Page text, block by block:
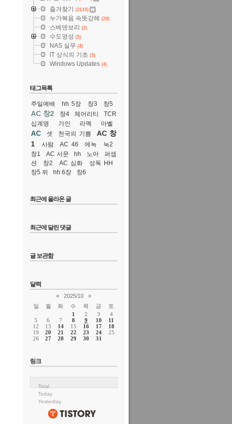
즐겨찾기 (2116)
누가복음 속뜻강해 (29)
스베덴보리 (2)
수도영성 (5)
NAS 실무 (4)
IT 상식의 기초 (3)
Windows Updates (4)
태그목록
주일예배 hh 5장 창3 창5
AC 창2 창4 체어리티
TCR
십계명
가인 라멕 아벨
AC 셋 천국의 기쁨
AC 창
1
사람 AC 46 에녹
눅2
창1
AC 서문 hh 노아
퍼셉
션
창2 AC 심화
성독 HH
창5 뒤
hh 6장 창6
최근에 올라온 글
최근에 달린 댓글
글 보관함
달력
« 2025/10
»
일
월 화 수 목 금
토
1
2 3
4
5
6 7 8 9 10
11
12
13 14 15 16 17
18
19
20 21 22 23 24
25
26
27 28 29 30 31
링크
Total
Today
Yesterday